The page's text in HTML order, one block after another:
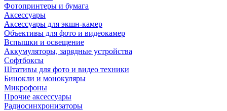
Фотопринтеры и бумага
Аксессуары
Аксессуары для экшн-камер
Объективы для фото и видеокамер
Вспышки и освещение
Аккумуляторы, зарядные устройства
Софтбоксы
Штативы для фото и видео техники
Бинокли и монокуляры
Микрофоны
Прочие аксессуары
Радиосинхронизаторы